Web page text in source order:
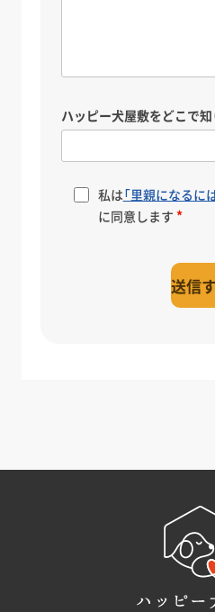
ハッピー犬屋敷をどこで
私は「里親になるに
に同意します